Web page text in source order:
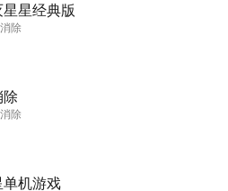
星经典版
消除
除
消除
机游戏